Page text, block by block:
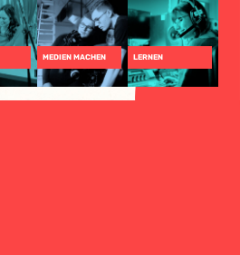
MEDIEN MACHEN LERNEN